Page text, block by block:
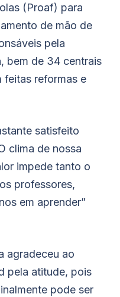
(Proaf) para
de mão de
pela
bem de 34 centrais
feitas reformas e
satisfeito
clima de nossa
impede tanto o
professores,
em aprender”
agradeceu ao
pela atitude, pois
pode ser